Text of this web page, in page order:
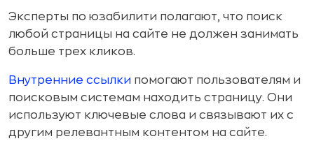
Эксперты по юзабилити полагают, что поиск
любой страницы на сайте не должен занимать
больше трех кликов.
Внутренние ссылки помогают пользователям и
поисковым системам находить страницу. Они
используют ключевые слова и связывают их с
другим релевантным контентом на сайте.